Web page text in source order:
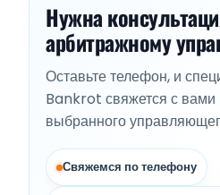
Нужна
арбитражному
Оставьте телефон, и
Bankrot свяжется с вами
выбранного
Свяжемся по телефону